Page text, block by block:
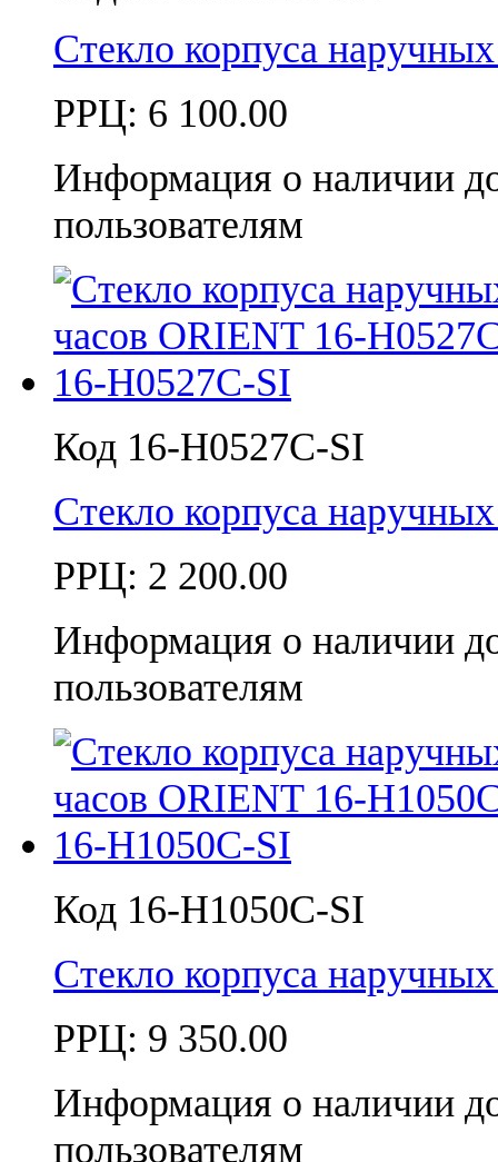
Стекло корпуса
РРЦ: 6 100.00
Информация о наличии
пользователям
Код 16-H0527C-SI
Стекло корпуса
РРЦ: 2 200.00
Информация о наличии
пользователям
Код 16-H1050C-SI
Стекло корпуса
РРЦ: 9 350.00
Информация о наличии
пользователям